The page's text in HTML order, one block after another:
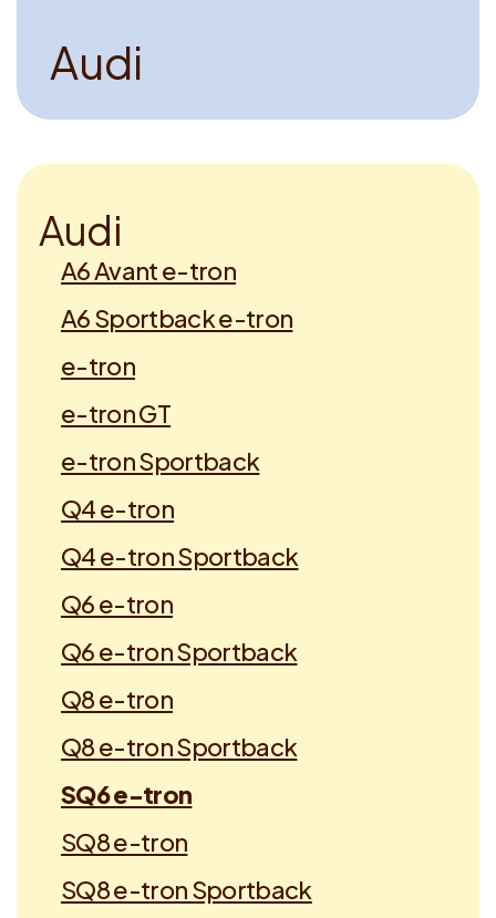
Audi
Audi
A6 Avant e-tron
A6 Sportback e-tron
e-tron
e-tron GT
e-tron Sportback
Q4 e-tron
Q4 e-tron Sportback
Q6 e-tron
Q6 e-tron Sportback
Q8 e-tron
Q8 e-tron Sportback
SQ6 e-tron
SQ8 e-tron
SQ8 e-tron Sportback